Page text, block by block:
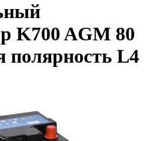
K700 AGM 80
полярность L4